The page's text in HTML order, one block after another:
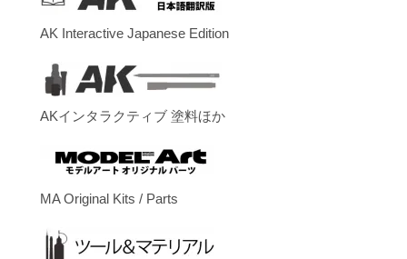
AK Interactive Japanese Edition
AKインタラクティブ 塗料ほか
MA Original Kits / Parts